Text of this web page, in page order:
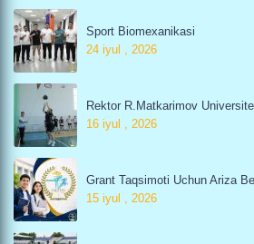
Sport Biomexanikasi
24 iyul , 2026
Rektor R.Matkarimov
16 iyul , 2026
Grant Taqsimoti Uchun Ariza
15 iyul , 2026